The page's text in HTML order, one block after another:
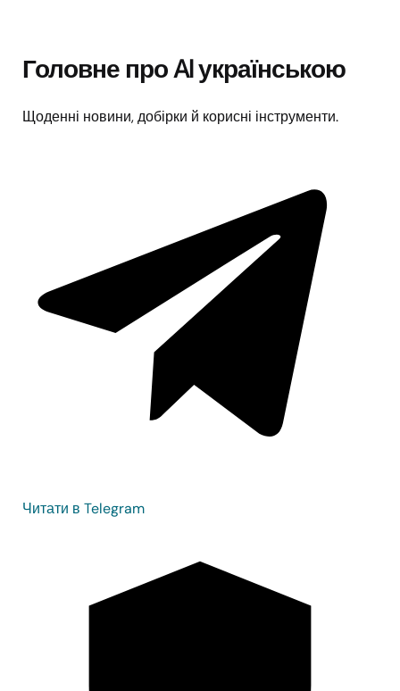
Головне про AI українською
Щоденні новини, добірки й корисні інструменти.
Читати в Telegram